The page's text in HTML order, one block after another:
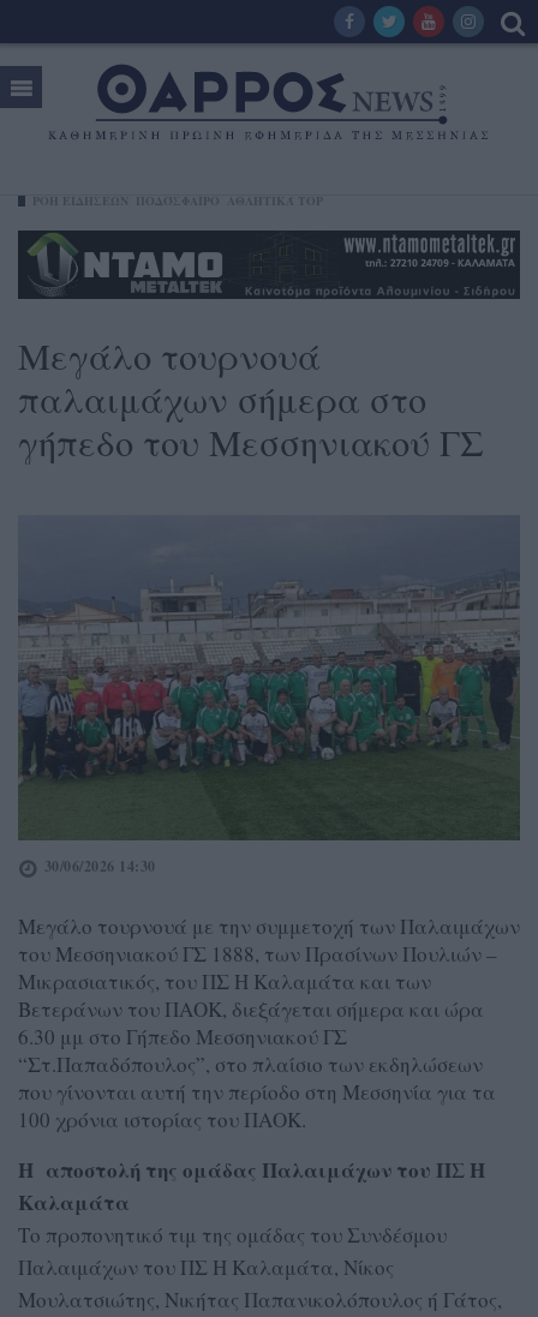
Μεγάλο τουρνουά
παλαιμάχων σήμερα στο
γήπεδο του Μεσσηνιακού ΓΣ
30/06/2026 14:30
Μεγάλο τουρνουά με την συμμετοχή των Παλαιμάχων
του Μεσσηνιακού ΓΣ 1888, των Πρασίνων Πουλιών –
Μικρασιατικός, του ΠΣ Η Καλαμάτα και των
Βετεράνων του ΠΑΟΚ, διεξάγεται σήμερα και ώρα
6.30 μμ στο Γήπεδο Μεσσηνιακού ΓΣ
“Στ.Παπαδόπουλος”, στο πλαίσιο των εκδηλώσεων
που γίνονται αυτή την περίοδο στη Μεσσηνία για τα
100 χρόνια ιστορίας του ΠΑΟΚ.
Η αποστολή της ομάδας Παλαιμάχων του ΠΣ Η
Καλαμάτα
Το προπονητικό τιμ της ομάδας του Συνδέσμου
Παλαιμάχων του ΠΣ Η Καλαμάτα, Νίκος
Μουλατσιώτης, Νικήτας Παπανικολόπουλος ή Γάτος,